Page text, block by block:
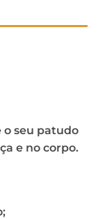
o seu patudo
e no corpo.